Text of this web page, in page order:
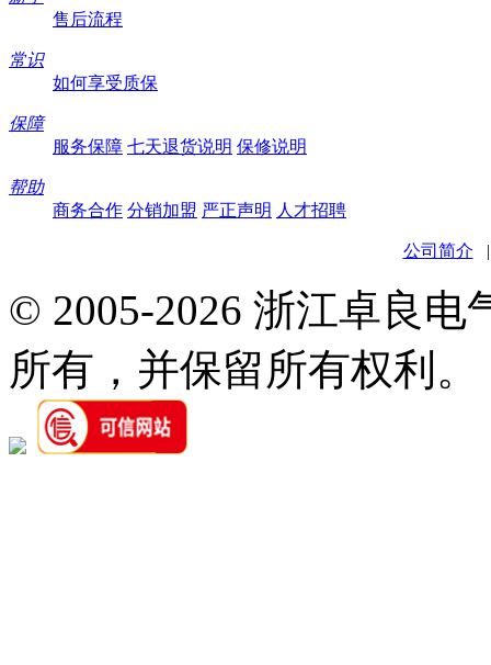
售后流程
常识
如何享受质保
保障
服务保障 七天退货说明 保修说明
帮助
商务合作 分销加盟 严正声明 人才招聘
公司简介
© 2005-2026 浙江卓良
所有，并保留所有权利。